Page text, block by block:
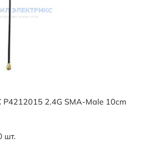
P4212015 2.4G SMA-Male 10cm
шт.